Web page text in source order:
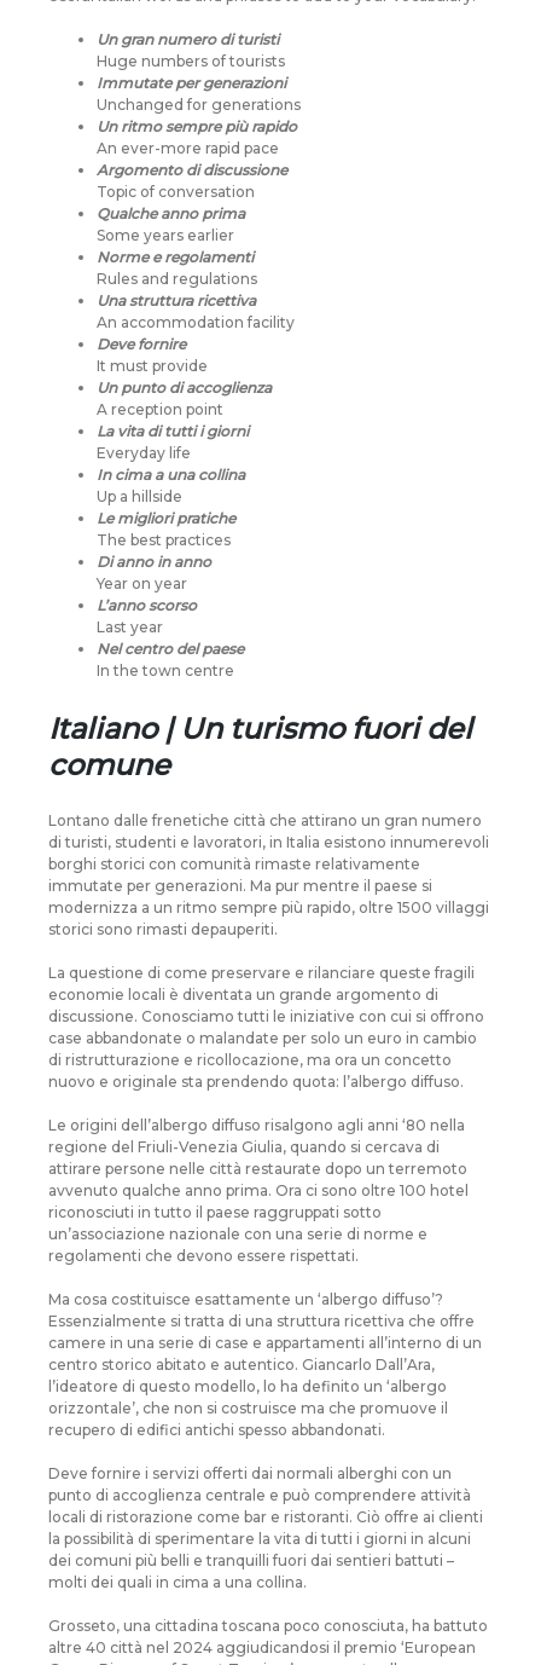
Un gran numero di turisti
Huge numbers of tourists
Immutate per generazioni
Unchanged for generations
Un ritmo sempre più rapido
An ever-more rapid pace
Argomento di discussione
Topic of conversation
Qualche anno prima
Some years earlier
Norme e regolamenti
Rules and regulations
Una struttura ricettiva
An accommodation facility
Deve fornire
It must provide
Un punto di accoglienza
A reception point
La vita di tutti i giorni
Everyday life
In cima a una collina
Up a hillside
Le migliori pratiche
The best practices
Di anno in anno
Year on year
L’anno scorso
Last year
Nel centro del paese
In the town centre
Italiano | Un turismo fuori del
comune
Lontano dalle frenetiche città che attirano un gran numero
di turisti, studenti e lavoratori, in Italia esistono innumerevoli
borghi storici con comunità rimaste relativamente
immutate per generazioni. Ma pur mentre il paese si
modernizza a un ritmo sempre più rapido, oltre 1500 villaggi
storici sono rimasti depauperiti.
La questione di come preservare e rilanciare queste fragili
economie locali è diventata un grande argomento di
discussione. Conosciamo tutti le iniziative con cui si offrono
case abbandonate o malandate per solo un euro in cambio
di ristrutturazione e ricollocazione, ma ora un concetto
nuovo e originale sta prendendo quota: l’albergo diffuso.
Le origini dell’albergo diffuso risalgono agli anni ‘80 nella
regione del Friuli-Venezia Giulia, quando si cercava di
attirare persone nelle città restaurate dopo un terremoto
avvenuto qualche anno prima. Ora ci sono oltre 100 hotel
riconosciuti in tutto il paese raggruppati sotto
un’associazione nazionale con una serie di norme e
regolamenti che devono essere rispettati.
Ma cosa costituisce esattamente un ‘albergo diffuso’?
Essenzialmente si tratta di una struttura ricettiva che offre
camere in una serie di case e appartamenti all’interno di un
centro storico abitato e autentico. Giancarlo Dall’Ara,
l’ideatore di questo modello, lo ha definito un ‘albergo
orizzontale’, che non si costruisce ma che promuove il
recupero di edifici antichi spesso abbandonati.
Deve fornire i servizi offerti dai normali alberghi con un
punto di accoglienza centrale e può comprendere attività
locali di ristorazione come bar e ristoranti. Ciò offre ai clienti
la possibilità di sperimentare la vita di tutti i giorni in alcuni
dei comuni più belli e tranquilli fuori dai sentieri battuti –
molti dei quali in cima a una collina.
Grosseto, una cittadina toscana poco conosciuta, ha battuto
altre 40 città nel 2024 aggiudicandosi il premio ‘European